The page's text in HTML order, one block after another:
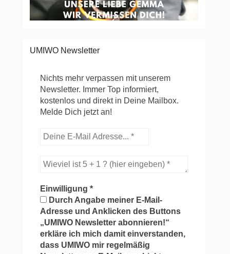
UMIWO Newsletter
Nichts mehr verpassen mit unserem
Newsletter. Immer Top informiert,
kostenlos und direkt in Deine Mailbox.
Melde Dich jetzt an!
Einwilligung*
Durch Angabe meiner E-Mail-
Adresse und Anklicken des Buttons
„UMIWO Newsletter abonnieren!“
erkläre ich mich damit einverstanden,
dass UMIWO mir regelmäßig